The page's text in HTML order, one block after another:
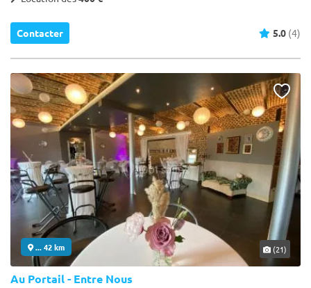
Contacter 5.0 (4)
... 42 km (21)
Au Portail - Entre Nous